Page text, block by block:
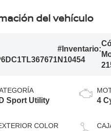
del vehículo
#Inventario:
N10454
Sport Utility
COLOR
4